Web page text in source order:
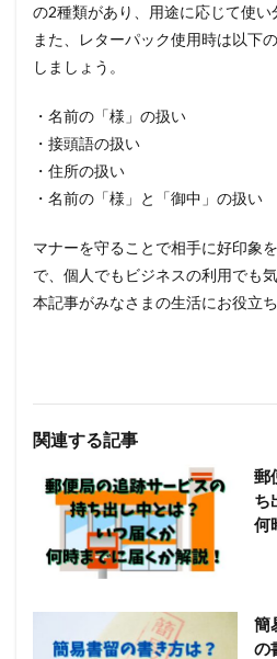
の2種類があり、用途に応じて使い
また、レターパック使用時は以下
しましょう。
・名前の「様」の扱い
・接頭語の扱い
・住所の扱い
・名前の「様」と「御中」の扱い
マナーを守ることで相手に好印象
で、個人でもビジネスの利用でも
本記事がみなさまの生活にお役立
関連する記事
郵
ち
何
簡
の